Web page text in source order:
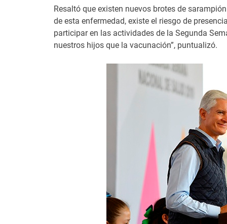
Resaltó que existen nuevos brotes de
de esta enfermedad, existe el riesgo de
participar en las actividades de la Segunda
nuestros hijos que la vacunación”, puntualizó.